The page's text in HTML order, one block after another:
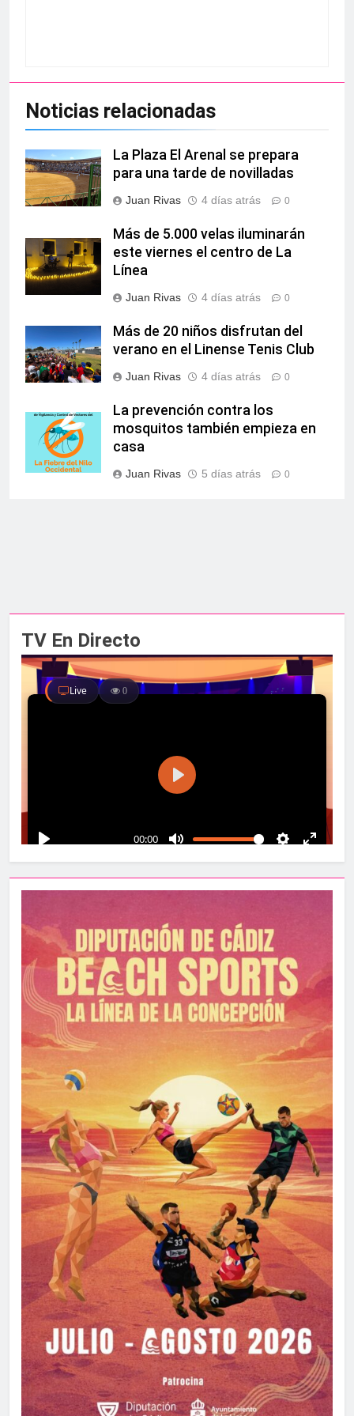
TV En Directo
Noticias relacionadas
La Plaza El Arenal se prepara
para una tarde de novilladas
Juan Rivas 4 días atrás 0
Más de 5.000 velas iluminarán
este viernes el centro de La
Línea
Juan Rivas 4 días atrás 0
Más de 20 niños disfrutan del
verano en el Linense Tenis Club
Juan Rivas 4 días atrás 0
La prevención contra los
mosquitos también empieza en
casa
Juan Rivas 5 días atrás 0